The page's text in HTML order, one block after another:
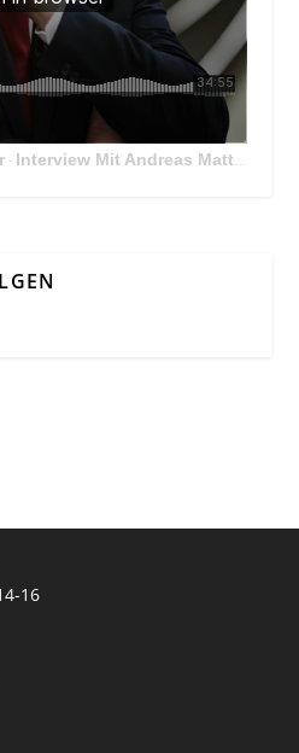
· Interview Mit Andreas Matthä, CEO der ÖBB Holding
16